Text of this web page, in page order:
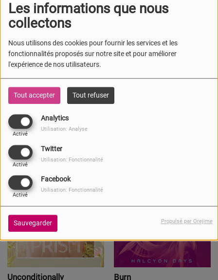
Les informations que nous
collectons
Nous utilisons des cookies pour fournir les services et les
fonctionnalités proposés sur notre site et pour améliorer
l'expérience de nos utilisateurs.
Tout accepter Tout refuser
Analytics
Activé
Utilisation: Analyse
Twitter
Activé
Utilisation: Fonctionnalité
Facebook
Activé
Utilisation: Fonctionnalité
Sauvegarder Propulsé par Orejime
That's What I Like
Bruno Mars
Acheter ce titre
Unconditionally Burn